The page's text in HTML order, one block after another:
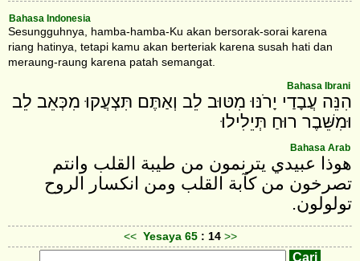
Bahasa Indonesia
Sesungguhnya, hamba-hamba-Ku akan bersorak-sorai karena
riang hatinya, tetapi kamu akan berteriak karena susah hati dan
meraung-raung karena patah semangat.
Bahasa Ibrani
הִנֵּה עֲבָדַי יָרֹנּוּ מִטּוּב לֵב וְאַתֶּם תִּצְעֲקוּ מִכְּאֵב לֵב
וּמִשֵּׁבֶר רוּחַ תְּיֵלִילוּ׃
Bahasa Arab
هوذا عبيدي يترنمون من طيبة القلب وانتم
تصرخون من كآبة القلب ومن انكسار الروح
تولولون.
<< Yesaya 65 : 14 >>